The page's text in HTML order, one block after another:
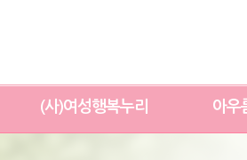
(사)여성행복누리 아우